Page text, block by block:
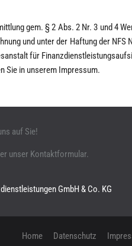
gem. § 2 Abs. 2 Nr. 3 und 4
und unter der Haftung der
für
Sie in unserem Impressum.
auf Sie!
unser Kontaktformular.
GmbH & Co. KG
Home Datenschutz